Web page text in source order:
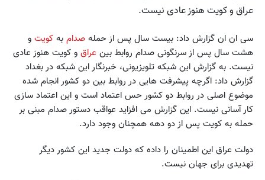
عراق و کویت هنوز عادی نیست.
سی ان ان گزارش داد: بیست سال پس از حمله صدام به کویت و
هشت سال پس از سرنگونی صدام روابط بین عراق و کویت هنوز عادی
نیست. به گزارش این شبکه تلویزیونی، خبرنگار این شبکه در بغداد
گزارش داد: اگرچه پیشرفت هایی در روابط بین دو کشور انجام شده
موضوع اصلی در روابط دو کشور حس اعتماد است و این اعتماد سازی
کار آسانی نیست. این گزارش می افزاید عواقب دستور صدام مبنی بر
حمله به کویت پس از دو دهه همچنان وجود دارد.
دولت عراق این اطمینان را داده که دولت جدید این کشور دیگر
تهدیدی برای جهان نیست.